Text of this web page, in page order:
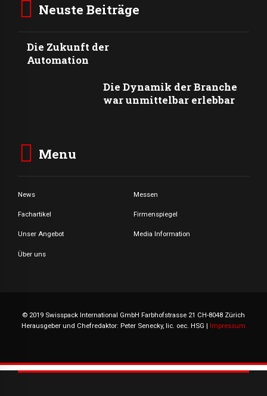
Neuste Beiträge
Die Zukunft der
Automation
Die Dynamik der Branche
war unmittelbar erlebbar
Menu
News Messen
Fachartikel Firmenspiegel
Unser Angebot Media Information
Über uns
© 2019 Swisspack International GmbH Farbhofstrasse 21 CH-8048 Zürich
Herausgeber und Chefredaktor: Peter Senecky, lic. oec. HSG | Impressum